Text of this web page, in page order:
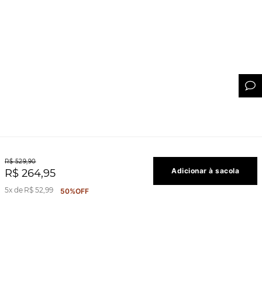
R$ 529,90
R$ 264,95
5 R$ 52,99 50%OFF
Adicionar à sacola